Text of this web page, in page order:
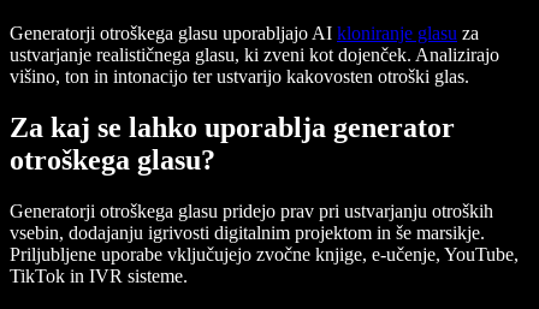
Generatorji otroškega glasu uporabljajo AI kloniranje glasu za
ustvarjanje realističnega glasu, ki zveni kot dojenček. Analizirajo
višino, ton in intonacijo ter ustvarijo kakovosten otroški glas.
Za kaj se lahko uporablja generator
otroškega glasu?
Generatorji otroškega glasu pridejo prav pri ustvarjanju otroških
vsebin, dodajanju igrivosti digitalnim projektom in še marsikje.
Priljubljene uporabe vključujejo zvočne knjige, e-učenje, YouTube,
TikTok in IVR sisteme.